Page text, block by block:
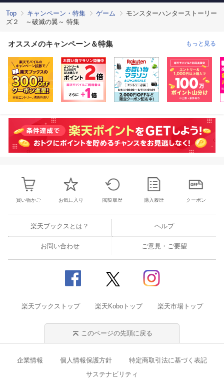
Top キャンペーン・特集 ゲーム
モンスターハンターストーリー
ズ２ ～破滅の翼～ 特集
オススメのキャンペーン＆特集 もっと見る
買い物かご お気に入り 閲覧履歴 購入履歴 クーポン
楽天ブックスとは？ ヘルプ
お問い合わせ ご意見・ご要望
楽天ブックストップ 楽天Koboトップ 楽天市場トップ
このページの先頭に戻る
企業情報 個人情報保護方針
特定商取引法に基づく表記
サステナビリティ